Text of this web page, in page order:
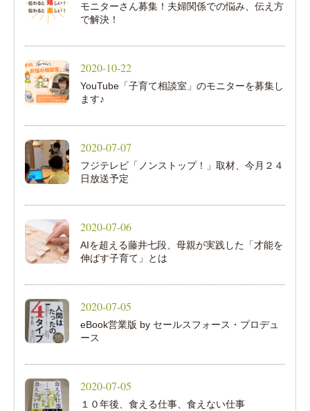
モニターさん募集！夫婦関係での悩み、伝え方
で解決！
2020-10-22
YouTube「子育て相談室」のモニターを募集し
ます♪
2020-07-07
フジテレビ「ノンストップ！」取材、今月２４
日放送予定
2020-07-06
AIを超える藤井七段、母親が実践した「才能を
伸ばす子育て」とは
2020-07-05
eBook営業版 by セールスフォース・プロデュ
ース
2020-07-05
１０年後、食える仕事、食えない仕事